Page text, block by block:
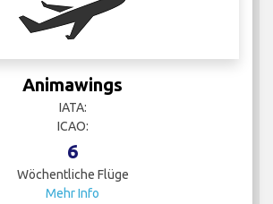
Animawings
IATA:
ICAO:
6
Wöchentliche Flüge
Mehr Info